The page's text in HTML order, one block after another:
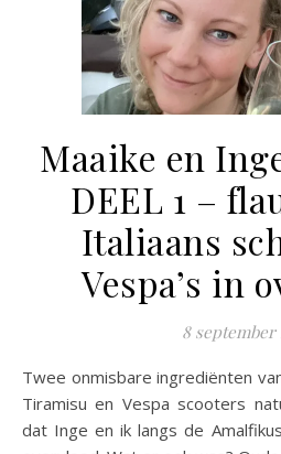
Maaike en
DEEL 1 –
Italiaans
Vespa’s in
8 september
Twee onmisbare ingrediënten van een Italiaanse vakantie?
Tiramisu en Vespa scooters
dat Inge en ik langs de